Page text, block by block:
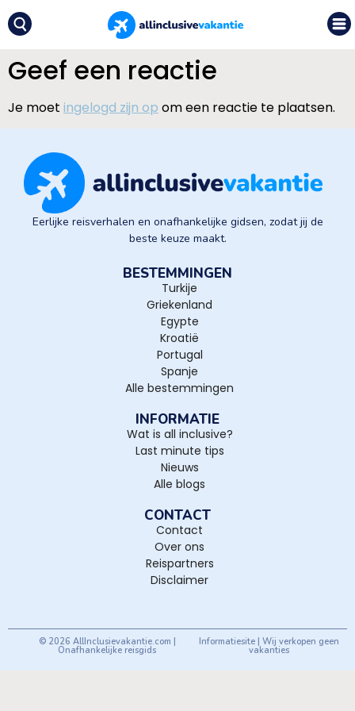
Geef een reactie
Je moet ingelogd zijn op om een reactie te plaatsen.
Eerlijke reisverhalen en onafhankelijke gidsen, zodat jij de
beste keuze maakt.
BESTEMMINGEN
Turkije
Griekenland
Egypte
Kroatië
Portugal
Spanje
Alle bestemmingen
INFORMATIE
Wat is all inclusive?
Last minute tips
Nieuws
Alle blogs
CONTACT
Contact
Over ons
Reispartners
Disclaimer
© 2026 AllInclusievakantie.com |
Onafhankelijke reisgids
Informatiesite | Wij verkopen geen
vakanties